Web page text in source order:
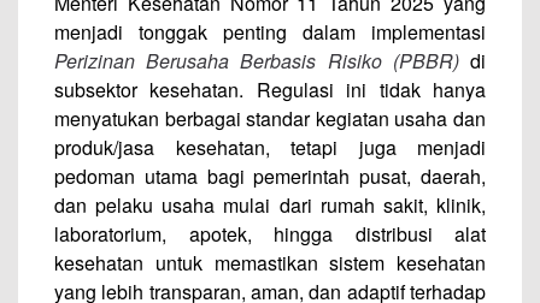
menjadi tonggak penting dalam implementasi
Perizinan Berusaha Berbasis Risiko (PBBR)di
subsektor kesehatan. Regulasi ini tidak hanya
menyatukan berbagai standar kegiatan usaha dan
produk/jasa kesehatan, tetapi juga menjadi
pedoman utama bagi pemerintah pusat, daerah,
dan pelaku usaha mulai dari rumah sakit, klinik,
laboratorium, apotek, hingga distribusi alat
kesehatan untuk memastikan sistem kesehatan
yang lebih transparan, aman, dan adaptif terhadap